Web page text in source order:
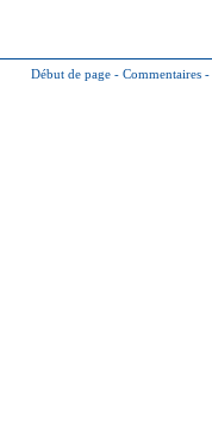
Début de page - Commentaires -